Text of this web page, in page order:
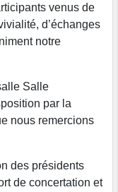
venus de
d’échanges
notre
Salle
par la
nous remercions
des présidents
de concertation et